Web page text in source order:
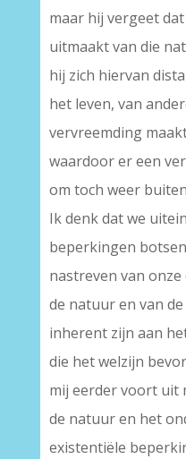
maar hij vergeet
uitmaakt van die
hij zich hiervan
het leven, van
vervreemding
waardoor er een
om toch weer
Ik denk dat we
beperkingen
nastreven van
de natuur en van
inherent zijn aan
die het welzijn
mij eerder voort uit
de natuur en het
existentiële